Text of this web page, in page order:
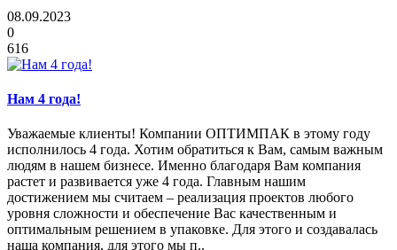
08.09.2023
0
616
Нам 4 года!
Уважаемые клиенты! Компании ОПТИМПАК в этому году
исполнилось 4 года. Хотим обратиться к Вам, самым важным
людям в нашем бизнесе. Именно благодаря Вам компания
растет и развивается уже 4 года. Главным нашим
достижением мы считаем – реализация проектов любого
уровня сложности и обеспечение Вас качественным и
оптимальным решением в упаковке. Для этого и создавалась
наша компания, для этого мы п..